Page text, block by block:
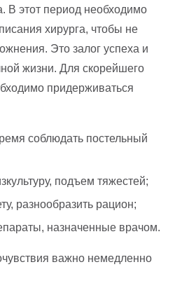
В этот период необходимо
хирурга, чтобы не
Это залог успеха и
жизни. Для скорейшего
придерживаться
соблюдать постельный
подъем тяжестей;
разнообразить рацион;
назначенные врачом.
важно немедленно